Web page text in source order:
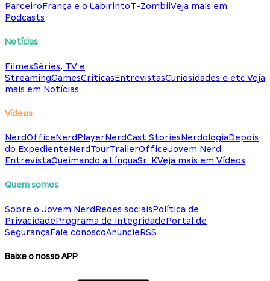
ParceiroFrança e o LabirintoT-ZombiiVeja mais em
Podcasts
Notícias
FilmesSéries, TV e
StreamingGamesCríticasEntrevistasCuriosidades e etc.Veja
mais em Notícias
Vídeos
NerdOfficeNerdPlayerNerdCast StoriesNerdologiaDepois
do ExpedienteNerdTourTrailerOfficeJovem Nerd
EntrevistaQueimando a LínguaSr. KVeja mais em Vídeos
Quem somos
Sobre o Jovem NerdRedes sociaisPolítica de
PrivacidadePrograma de IntegridadePortal de
SegurançaFale conoscoAnuncieRSS
Baixe o nosso APP